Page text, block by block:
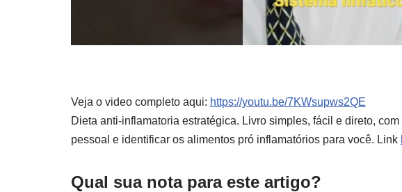
Veja o video completo aqui: https://youtu.be/7KWsupws2QE
Dieta anti-inflamatoria estratégica. Livro simples, fácil e direto,
pessoal e identificar os alimentos pró inflamatórios para você. Link
Qual sua nota para este artigo?